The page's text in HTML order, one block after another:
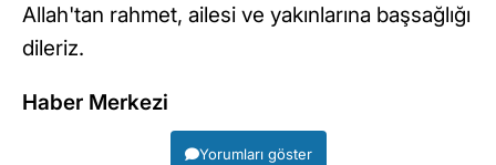
Allah'tan rahmet, ailesi ve yakınlarına başsağlığı
dileriz.
Haber Merkezi
Yorumları göster